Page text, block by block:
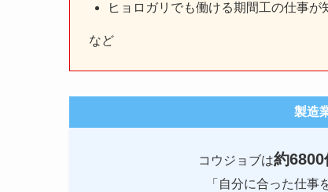
ヒョロガリでも働ける期間工の仕事が
など
製造
コウジョブは約6800
「自分に合った仕